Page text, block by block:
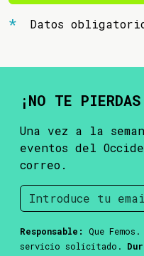
Datos
¡NO TE
Una vez a la
eventos del
correo.
Responsable: Que Femos.
servicio solicitado.